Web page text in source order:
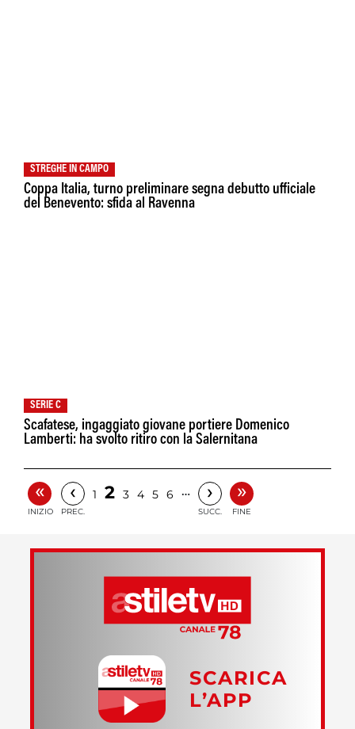
STREGHE IN CAMPO
Coppa Italia, turno preliminare segna debutto ufficiale
del Benevento: sfida al Ravenna
SERIE C
Scafatese, ingaggiato giovane portiere Domenico
Lamberti: ha svolto ritiro con la Salernitana
«
INIZIO
‹
PREC.
1 2 3 4 5 6 … ›
SUCC.
»
FINE
SCARICA
L’APP